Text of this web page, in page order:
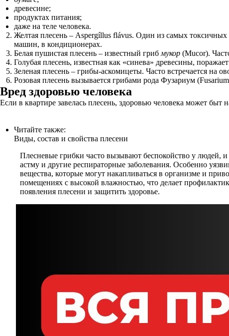
древесине;
продуктах питания;
даже на теле человека.
Желтая плесень – Aspergíllus flávus. Один из самых
машин, в кондиционерах.
Белая пушистая плесень – известный гриб мукор (Mucor).
Голубая плесень, известная как «синева» древесины,
Зеленая плесень – грибы-аскомицеты. Часто встречается на
Розовая плесень вызывается грибами рода Фузариум
Вред здоровью человека
Если в квартире завелась плесень, здоровью человека может
Читайте также:
Виды, состав и свойства плесени
Плесневые грибки часто вызывают беспокойство у людей,
астму и другие респираторные заболевания. Особенно
вещества, которые могут накапливаться в организме и
помещениях с высокой влажностью, что делает
появления плесени и защитить здоровье.